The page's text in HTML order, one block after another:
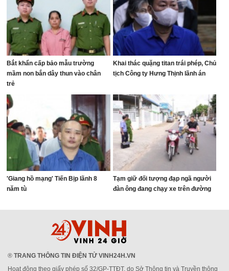
Bắt khẩn cấp bảo mẫu trường
mầm non bắn dây thun vào chân
trẻ
Khai thác quặng titan trái phép, Chủ
tịch Công ty Hưng Thịnh lãnh án
'Giang hồ mạng' Tiến Bịp lãnh 8
năm tù
Tạm giữ đối tượng đạp ngã người
đàn ông đang chạy xe trên đường
® TRANG THÔNG TIN ĐIỆN TỬ VINH24H.VN
Hoạt động theo giấy phép số 32/GP-TTĐT, do Sở Thông tin và Truyền thông